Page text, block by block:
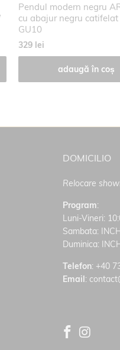
Pendul modern negru
cu abajur negru
GU10
329 lei
adaugă în coș
DOMICILIO
Relocare
Program:
Luni-Vineri:
Sambata:
Duminica:
Telefon: +40
Email: